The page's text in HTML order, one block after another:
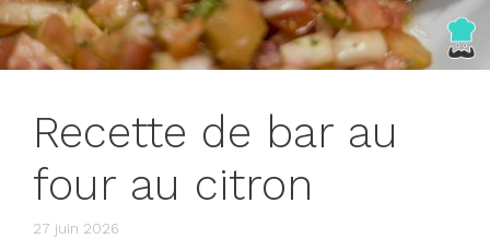
Recette de bar au
four au citron
27 juin 2026